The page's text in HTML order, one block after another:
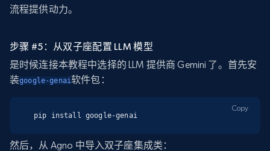
流程提供动力。
步骤 #5：从双子座配置 LLM 模型
是时候连接本教程中选择的 LLM 提供商 Gemini 了。首先安
装google-genai软件包：
pip install google-genai
Copy
然后，从 Agno 中导入双子座集成类：